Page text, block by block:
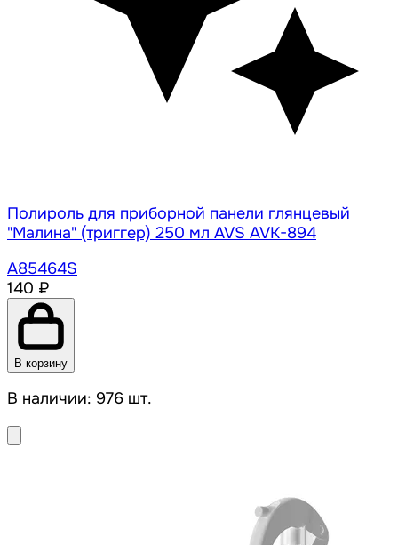
Полироль для приборной панели глянцевый
"Малина" (триггер) 250 мл AVS AVK-894
A85464S
140 ₽
В корзину
В наличии: 976 шт.